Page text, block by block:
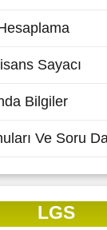
Sayacı
Bilgiler
Ve Soru
LGS